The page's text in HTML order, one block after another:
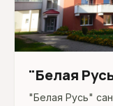
"Белая
"Белая Русь"